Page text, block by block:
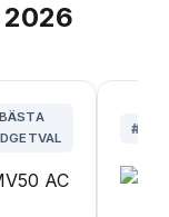
2026
BÄSTA
#